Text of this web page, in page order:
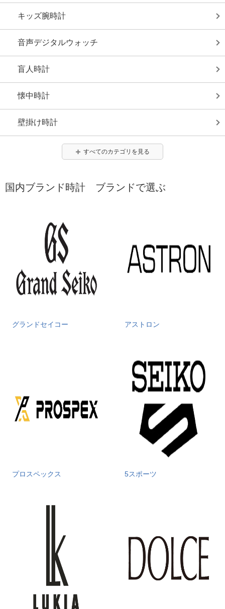
キッズ腕時計
音声デジタルウォッチ
盲人時計
懐中時計
壁掛け時計
すべてのカテゴリを見る
国内ブランド時計 ブランドで選ぶ
グランドセイコー アストロン
プロスペックス 5スポーツ